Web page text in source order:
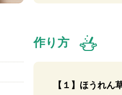
作り方
【１】ほうれん